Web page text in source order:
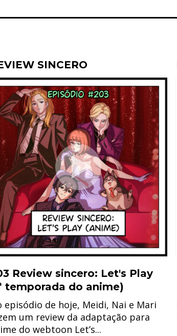
SINCERO
Review sincero: Let's Play
temporada do anime)
episódio de hoje, Meidi, Nai e Mari
um review da adaptação para
do webtoon Let’s...